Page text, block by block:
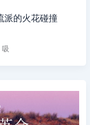
派的火花碰撞